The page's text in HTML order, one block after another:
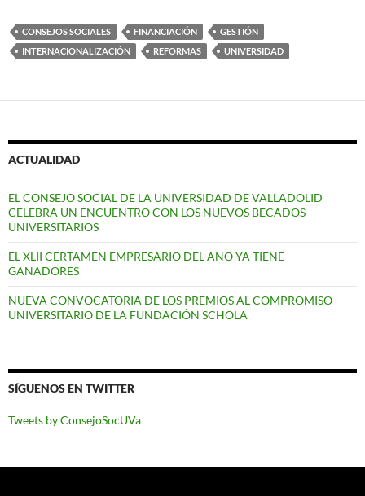
CONSEJOS SOCIALES FINANCIACIÓN
GESTIÓN
INTERNACIONALIZACIÓN
REFORMAS UNIVERSIDAD
ACTUALIDAD
EL CONSEJO SOCIAL DE LA UNIVERSIDAD DE VALLADOLID
CELEBRA UN ENCUENTRO CON LOS NUEVOS BECADOS
UNIVERSITARIOS
EL XLII CERTAMEN EMPRESARIO DEL AÑO YA TIENE
GANADORES
NUEVA CONVOCATORIA DE LOS PREMIOS AL COMPROMISO
UNIVERSITARIO DE LA FUNDACIÓN SCHOLA
SÍGUENOS EN TWITTER
Tweets by ConsejoSocUVa